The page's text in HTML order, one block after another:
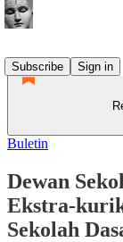
Subscribe
Sign in
Buletin
Dewan
Ekstra-
Sekolah